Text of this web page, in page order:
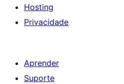
Hosting
Privacidade
Aprender
Suporte